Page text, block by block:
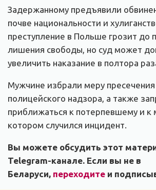
Задержанному предъявили
почве национальности и
преступление в Польше грозит до
лишения свободы, но суд может
увеличить наказание в полтора
Мужчине избрали меру
полицейского надзора, а также
приближаться к потерпевшему и к
котором случился инцидент.
Вы можете обсудить этот
Telegram-канале. Если вы не в
Беларуси, переходите и